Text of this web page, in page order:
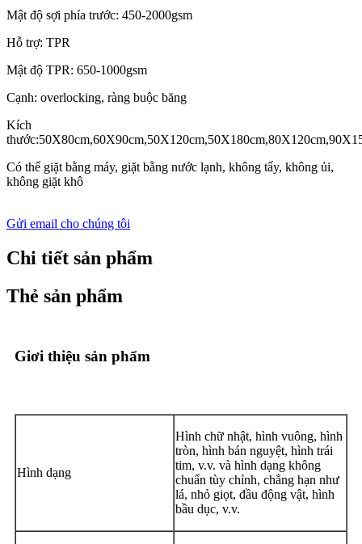
Mật độ sợi phía trước: 450-2000gsm
Hỗ trợ: TPR
Mật độ TPR: 650-1000gsm
Cạnh: overlocking, ràng buộc băng
Kích
Có thể giặt bằng máy, giặt bằng nước lạnh, không tẩy, không ủi,
không giặt khô
Gửi email cho chúng tôi
Chi tiết sản phẩm
Thẻ sản phẩm
Giơi thiệu sản phẩm
Hình dạng
Hình chữ nhật, hình vuông, hình
tròn, hình bán nguyệt, hình trái
tim, v.v. và hình dạng không
chuẩn tùy chỉnh, chẳng hạn như
lá, nhỏ giọt, đầu động vật, hình
bầu dục, v.v.